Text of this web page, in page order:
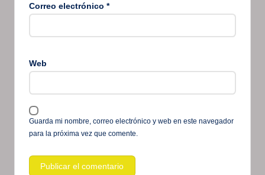
Correo electrónico *
Web
Guarda mi nombre, correo electrónico y web en este navegador
para la próxima vez que comente.